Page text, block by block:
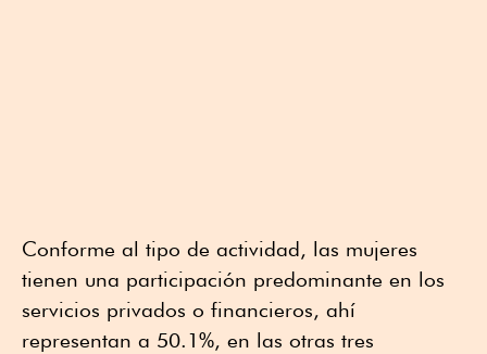
Conforme al tipo de actividad, las mujeres
tienen una participación predominante en los
servicios privados o financieros, ahí
representan a 50.1%, en las otras tres